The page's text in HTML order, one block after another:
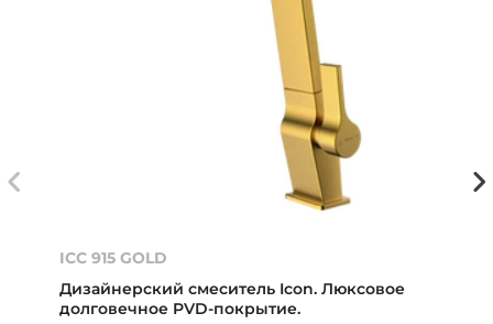
ICC 915 GOLD
Дизайнерский смеситель Icon. Люксовое
долговечное PVD-покрытие.